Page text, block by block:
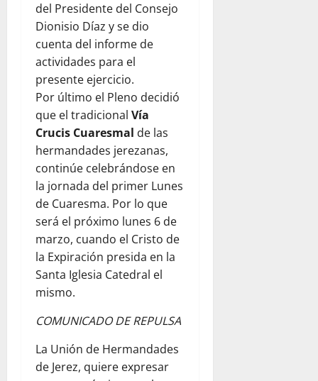
del Presidente del Consejo
Dionisio Díaz y se dio
cuenta del informe de
actividades para el
presente ejercicio.
Por último el Pleno decidió
que el tradicional Vía
Crucis Cuaresmal de las
hermandades jerezanas,
continúe celebrándose en
la jornada del primer Lunes
de Cuaresma. Por lo que
será el próximo lunes 6 de
marzo, cuando el Cristo de
la Expiración presida en la
Santa Iglesia Catedral el
mismo.
COMUNICADO DE REPULSA
La Unión de Hermandades
de Jerez, quiere expresar